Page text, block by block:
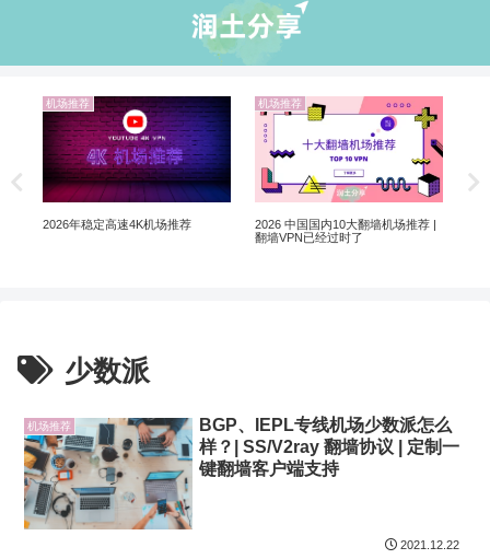
机场推荐
2026年稳定高速4K机场推荐
机场推荐
2026 中国国内10大翻墙机场推荐 |
翻墙VPN已经过时了
少数派
机场推荐
BGP、IEPL专线机场少数派怎么
样？| SS/V2ray 翻墙协议 | 定制一
键翻墙客户端支持
2021.12.22